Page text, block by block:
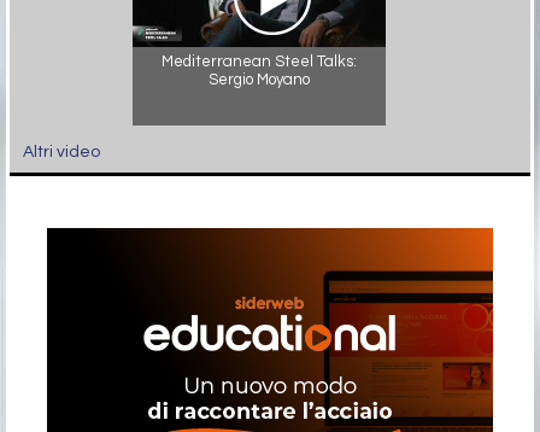
Mediterranean Steel Talks:
Sergio Moyano
Altri video